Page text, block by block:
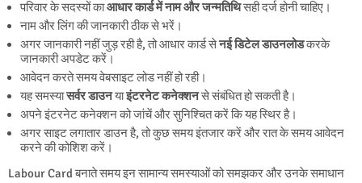
परिवार के सदस्यों काआधार कार्ड में नाम और जन्मतिथिसही दर्ज होनी चाहिए।
नाम और लिंग की जानकारी ठीक से भरें।
अगर जानकारी नहीं जुड़ रही है, तो आधार कार्ड सेनई डिटेल डाउनलोडकरके
जानकारी अपडेट करें।
आवेदन करते समय वेबसाइट लोड नहीं हो रही।
यह समस्यासर्वर डाउनयाइंटरनेट कनेक्शनसे संबंधित हो सकती है।
अपने इंटरनेट कनेक्शन को जांचें और सुनिश्चित करें कि यह स्थिर है।
अगर साइट लगातार डाउन है, तो कुछ समय इंतजार करें और रात के समय आवेदन
करने की कोशिश करें।
Labour Card बनाते समय इन सामान्य समस्याओं को समझकर और उनके समाधान